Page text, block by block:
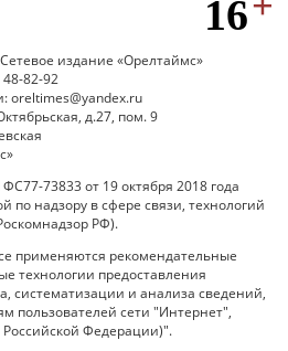
издание «Орелтаймс»
82-92
oreltimes@yandex.ru
д.27, пом. 9
73833 от 19 октября 2018 года
по надзору в сфере связи, технологий
РФ).
применяются рекомендательные
технологии предоставления
систематизации и анализа сведений,
пользователей сети "Интернет",
Федерации)".